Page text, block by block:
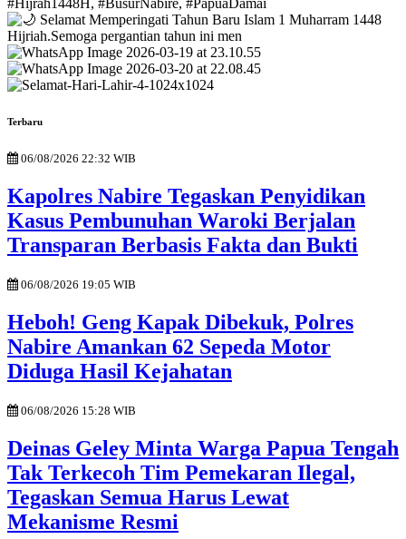
Terbaru
06/08/2026 22:32 WIB
Kapolres Nabire Tegaskan Penyidikan
Kasus Pembunuhan Waroki Berjalan
Transparan Berbasis Fakta dan Bukti
06/08/2026 19:05 WIB
Heboh! Geng Kapak Dibekuk, Polres
Nabire Amankan 62 Sepeda Motor
Diduga Hasil Kejahatan
06/08/2026 15:28 WIB
Deinas Geley Minta Warga Papua Tengah
Tak Terkecoh Tim Pemekaran Ilegal,
Tegaskan Semua Harus Lewat
Mekanisme Resmi